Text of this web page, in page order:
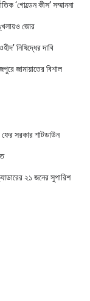
‘গোল্ডেন কীস’ সম্মাননা
জোর
নিষিদ্ধের দাবি
জামায়াতের বিশাল
ফের সরকার শাটডাউন
২১ জনের সুপারিশ